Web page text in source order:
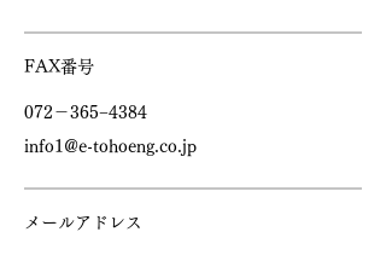
​FAX番号
​072－365−4384
info1@e-tohoeng.co.jp
​メールアドレス